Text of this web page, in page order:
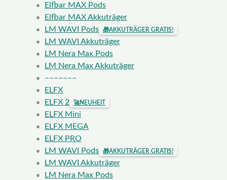
Elfbar MAX Pods
Elfbar MAX Akkuträger
LM WAVI Pods
🎁AKKUTRÄGER GRATIS!
LM WAVI Akkuträger
LM Nera Max Pods
LM Nera Max Akkuträger
–––––––
ELFX
ELFX 2
🚀NEUHEIT
ELFX Mini
ELFX MEGA
ELFX PRO
LM WAVI Pods
🎁AKKUTRÄGER GRATIS!
LM WAVI Akkuträger
LM Nera Max Pods